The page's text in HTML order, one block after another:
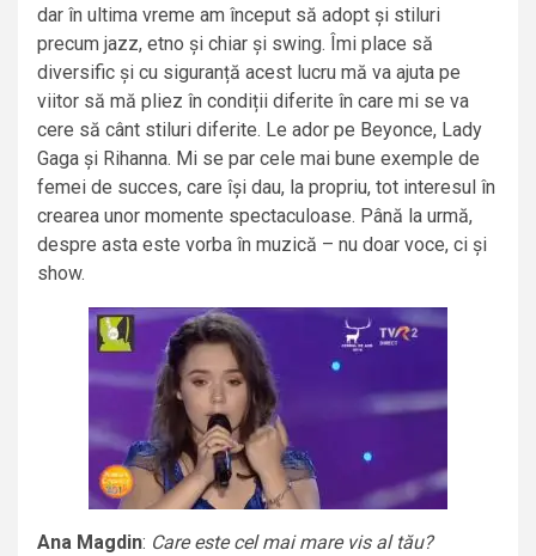
dar în ultima vreme am început să adopt și stiluri
precum jazz, etno și chiar și swing. Îmi place să
diversific și cu siguranță acest lucru mă va ajuta pe
viitor să mă pliez în condiții diferite în care mi se va
cere să cânt stiluri diferite. Le ador pe Beyonce, Lady
Gaga și Rihanna. Mi se par cele mai bune exemple de
femei de succes, care își dau, la propriu, tot interesul în
crearea unor momente spectaculoase. Până la urmă,
despre asta este vorba în muzică – nu doar voce, ci și
show.
Ana Magdin: Care este cel mai mare vis al tău?